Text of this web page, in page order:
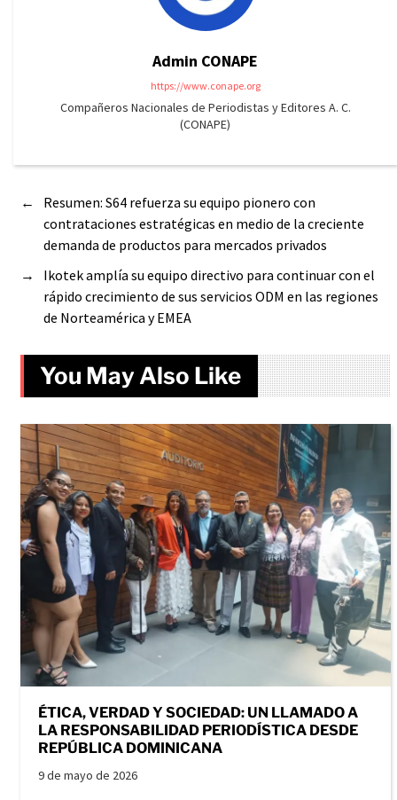
Admin CONAPE
https://www.conape.org
Compañeros Nacionales de Periodistas y Editores A. C.
(CONAPE)
←
Resumen: S64 refuerza su equipo pionero con
contrataciones estratégicas en medio de la creciente
demanda de productos para mercados privados
→
Ikotek amplía su equipo directivo para continuar con el
rápido crecimiento de sus servicios ODM en las regiones
de Norteamérica y EMEA
You May Also Like
ÉTICA, VERDAD Y SOCIEDAD: UN LLAMADO A
LA RESPONSABILIDAD PERIODÍSTICA DESDE
REPÚBLICA DOMINICANA
9 de mayo de 2026